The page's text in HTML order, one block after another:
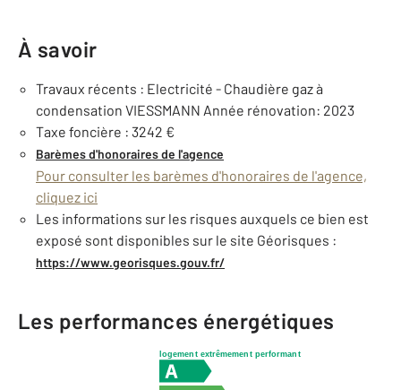
À savoir
Travaux récents : Electricité - Chaudière gaz à
condensation VIESSMANN Année rénovation: 2023
Taxe foncière : 3242 €
Barèmes d'honoraires de l'agence
Pour consulter les barèmes d'honoraires de l'agence,
cliquez ici
Les informations sur les risques auxquels ce bien est
exposé sont disponibles sur le site Géorisques :
https://www.georisques.gouv.fr/
Les performances énergétiques
logement extrêmement performant